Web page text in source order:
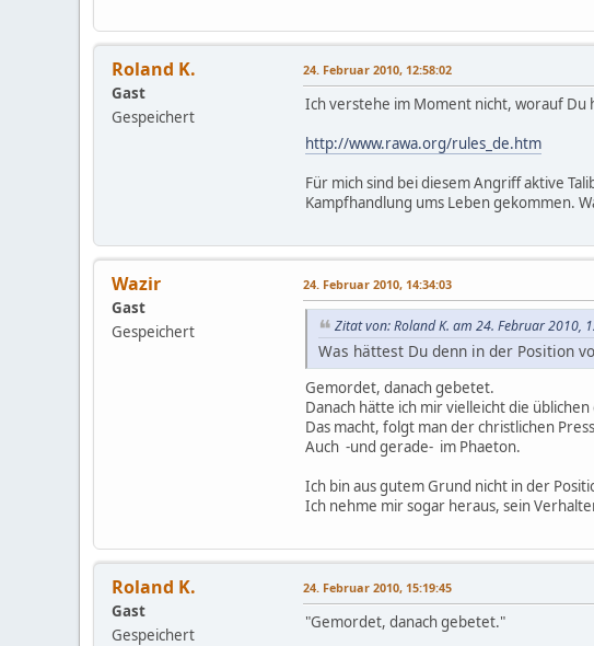
Roland K.
Gast
Gespeichert
24. Februar 2010, 12:58:02
Ich verstehe im Moment nicht, worauf Du
http://www.rawa.org/rules_de.htm
Für mich sind bei diesem Angriff aktive
Kampfhandlung ums Leben gekommen.
Wazir
Gast
Gespeichert
24. Februar 2010, 14:34:03
Zitat von: Roland K. am 24. Februar 2010,
Was hättest Du denn in der Position
Gemordet, danach gebetet.
Danach hätte ich mir vielleicht die
Das macht, folgt man der christlichen
Auch -und gerade- im Phaeton.
Ich bin aus gutem Grund nicht in der
Ich nehme mir sogar heraus, sein
Roland K.
Gast
Gespeichert
24. Februar 2010, 15:19:45
"Gemordet, danach gebetet."